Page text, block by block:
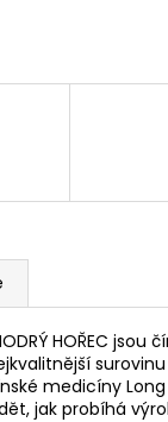
HOŘEC
medicíny
jak probíhá